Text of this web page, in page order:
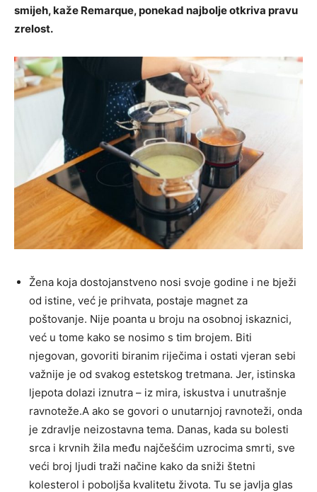
smijeh, kaže Remarque, ponekad najbolje otkriva pravu
zrelost.
Žena koja dostojanstveno nosi svoje godine i ne bježi
od istine, već je prihvata, postaje magnet za
poštovanje. Nije poanta u broju na osobnoj iskaznici,
već u tome kako se nosimo s tim brojem. Biti
njegovan, govoriti biranim riječima i ostati vjeran sebi
važnije je od svakog estetskog tretmana. Jer, istinska
ljepota dolazi iznutra – iz mira, iskustva i unutrašnje
ravnoteže.A ako se govori o unutarnjoj ravnoteži, onda
je zdravlje neizostavna tema. Danas, kada su bolesti
srca i krvnih žila među najčešćim uzrocima smrti, sve
veći broj ljudi traži načine kako da sniži štetni
kolesterol i poboljša kvalitetu života. Tu se javlja glas